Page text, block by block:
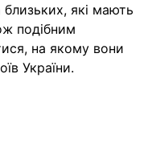
які мають
подібним
на якому вони
України.